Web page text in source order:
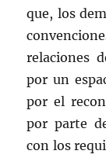
que, los
relaciones
por un
por el
por parte
con los